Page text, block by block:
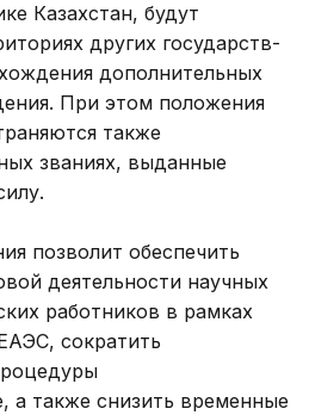
Казахстан, будут
других государств-
дополнительных
При этом положения
также
званиях, выданные
позволит обеспечить
деятельности научных
работников в рамках
сократить
а также снизить временные